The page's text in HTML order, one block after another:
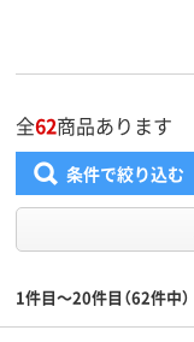
全62商品あります
条件で絞り込む
1件目～20件目（62件中）